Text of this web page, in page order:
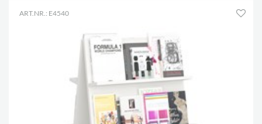
ART.NR.: E4540